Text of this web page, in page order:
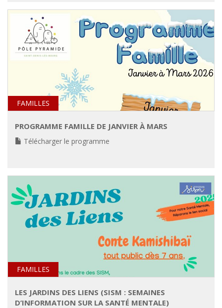
FAMILLES
PROGRAMME FAMILLE DE JANVIER À MARS
Télécharger le programme
FAMILLES
LES JARDINS DES LIENS (SISM : SEMAINES
D’INFORMATION SUR LA SANTÉ MENTALE)